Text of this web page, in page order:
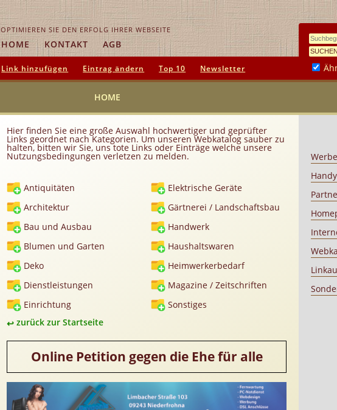
OPTIMIEREN SIE DEN ERFOLG IHRER WEBSEITE
HOME KONTAKT AGB
Link hinzufügen Eintrag ändern Top 10 Newsletter
HOME
Hier finden Sie eine große Auswahl hochwertiger und geprüfter
Links geordnet nach Kategorien. Um unseren Webkatalog sauber zu
halten, bitten wir Sie, uns tote Links oder Einträge welche unsere
Nutzungsbedingungen verletzen zu melden.
Antiquitäten
Architektur
Bau und Ausbau
Blumen und Garten
Deko
Dienstleistungen
Einrichtung
Elektrische Geräte
Gärtnerei / Landschaftsbau
Handwerk
Haushaltswaren
Heimwerkerbedarf
Magazine / Zeitschriften
Sonstiges
zurück zur Startseite
Online Petition gegen die Ehe für alle